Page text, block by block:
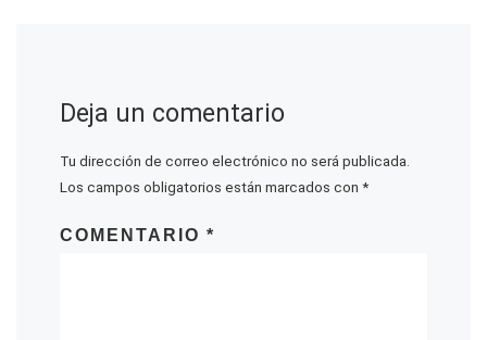
Deja un comentario
Tu dirección de correo electrónico no será publicada.
Los campos obligatorios están marcados con *
COMENTARIO *